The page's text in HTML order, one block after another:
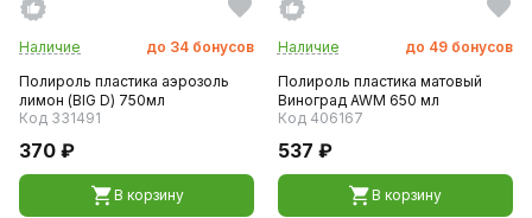
Наличие до 34 бонусов
Полироль пластика аэрозоль
лимон (BIG D) 750мл
Код 331491
370 ₽
В корзину
Наличие до 49 бонусов
Полироль пластика матовый
Виноград AWM 650 мл
Код 406167
537 ₽
В корзину